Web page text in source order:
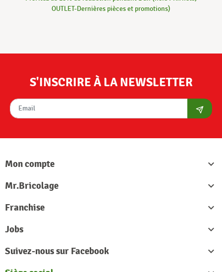
OUTLET-Dernières pièces et promotions)
S'INSCRIRE À LA NEWSLETTER
Mon compte

Mr.Bricolage

Franchise

Jobs

Suivez-nous sur Facebook
